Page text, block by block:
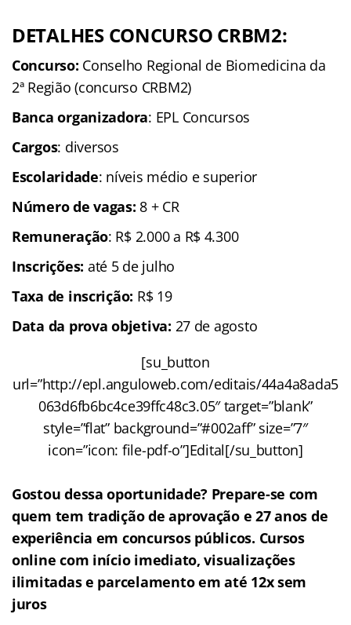
DETALHES CONCURSO CRBM2:
Concurso: Conselho Regional de Biomedicina da
2ª Região (concurso CRBM2)
Banca organizadora: EPL Concursos
Cargos: diversos
Escolaridade: níveis médio e superior
Número de vagas: 8 + CR
Remuneração: R$ 2.000 a R$ 4.300
Inscrições: até 5 de julho
Taxa de inscrição: R$ 19
Data da prova objetiva: 27 de agosto
[su_button
url=”http://epl.anguloweb.com/editais/44a4a8ada5
063d6fb6bc4ce39ffc48c3.05″ target=”blank”
style=”flat” background=”#002aff” size=”7″
icon=”icon: file-pdf-o”]Edital[/su_button]
Gostou dessa oportunidade? Prepare-se com
quem tem tradição de aprovação e 27 anos de
experiência em concursos públicos. Cursos
online com início imediato, visualizações
ilimitadas e parcelamento em até 12x sem
juros